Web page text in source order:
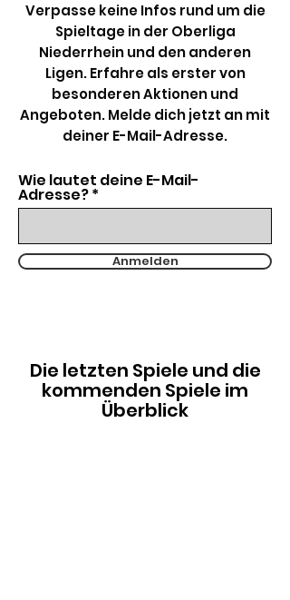
Verpasse keine Infos rund um die
Spieltage in der Oberliga
Niederrhein und den anderen
Ligen. Erfahre als erster von
besonderen Aktionen und
Angeboten. Melde dich jetzt an mit
deiner E-Mail-Adresse.
Wie lautet deine E-Mail-
Adresse?
Anmelden
Die letzten Spiele und die
kommenden Spiele im
Überblick